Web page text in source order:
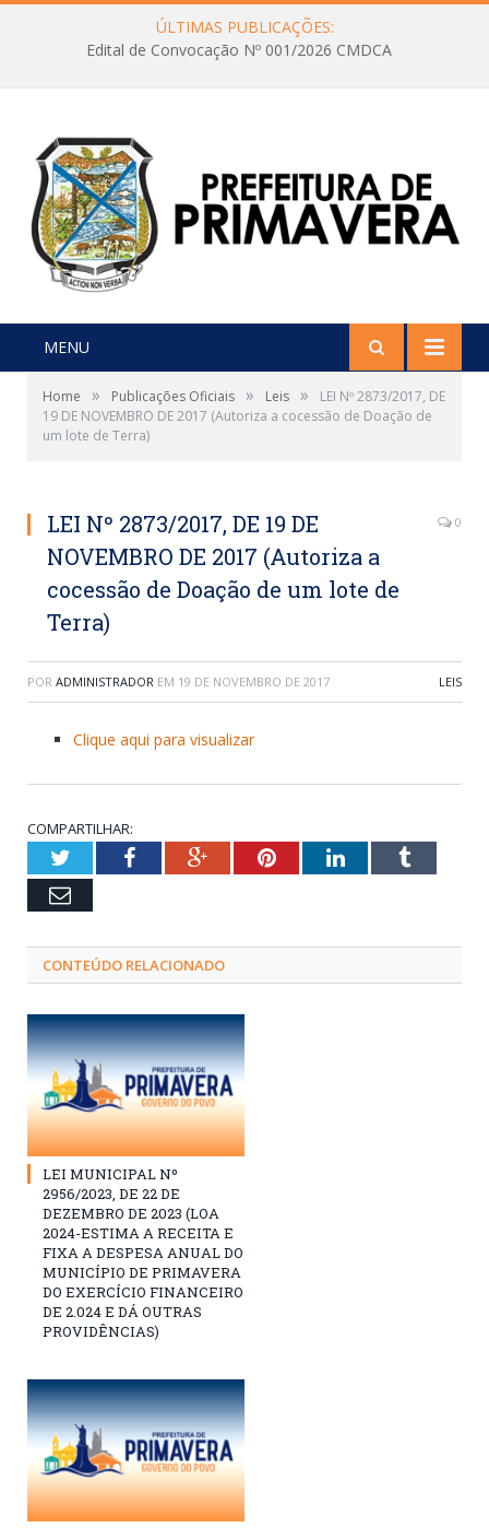
ÚLTIMAS PUBLICAÇÕES:
Edital de Convocação Nº 001/2026 CMDCA
MENU
Home » Publicações Oficiais » Leis »
LEI Nº 2873/2017, DE
19 DE NOVEMBRO DE 2017 (Autoriza a cocessão de Doação de
um lote de Terra)
LEI Nº 2873/2017, DE 19 DE
NOVEMBRO DE 2017 (Autoriza a
cocessão de Doação de um lote de
Terra)
0
POR ADMINISTRADOR EM 19 DE NOVEMBRO DE 2017 LEIS
Clique aqui para visualizar
COMPARTILHAR:
TwitterFacebookGoogle+PinterestLinkedInTumblr
Email
CONTEÚDO RELACIONADO
LEI MUNICIPAL Nº
2956/2023, DE 22 DE
DEZEMBRO DE 2023 (LOA
2024-ESTIMA A RECEITA E
FIXA A DESPESA ANUAL DO
MUNICÍPIO DE PRIMAVERA
DO EXERCÍCIO FINANCEIRO
DE 2.024 E DÁ OUTRAS
PROVIDÊNCIAS)